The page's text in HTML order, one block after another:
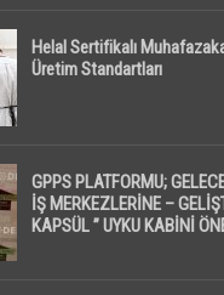
Helal Sertifikalı
Üretim Standartları
GPPS PLATFORMU;
İŞ MERKEZLERİNE –
KAPSÜL ” UYKU KABİNİ